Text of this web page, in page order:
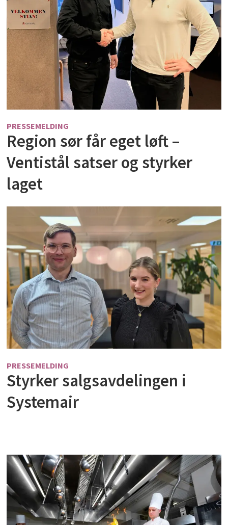
PRESSEMELDING
Region sør får eget løft –
Ventistål satser og styrker
laget
PRESSEMELDING
Styrker salgsavdelingen i
Systemair